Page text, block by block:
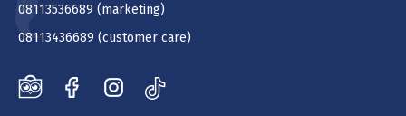
08113536689 (marketing)
08113436689 (customer care)